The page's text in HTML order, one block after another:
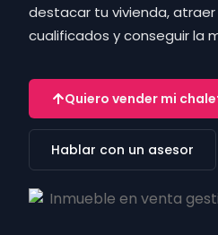
destacar tu vivienda,
cualificados y conseguir la
Quiero vender mi
Hablar con un asesor